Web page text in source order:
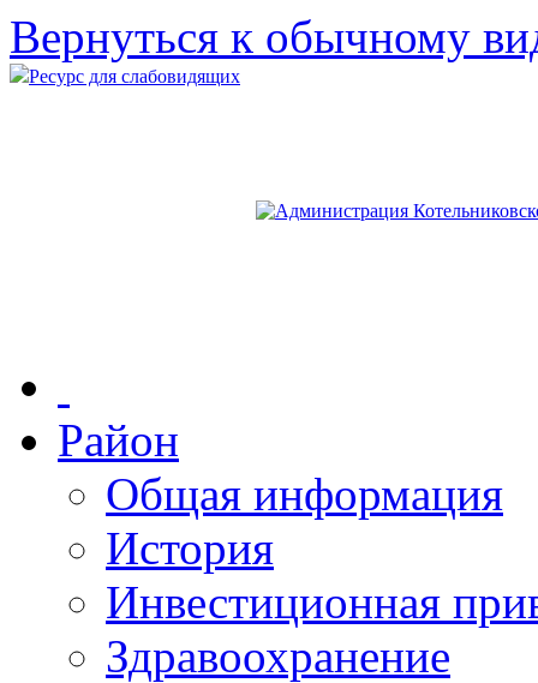
Вернуться к обычному
Ресурс для слабовидящих
Район
Общая информация
История
Инвестиционная
Здравоохранение